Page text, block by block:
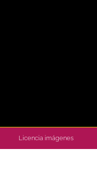
Licencia imágenes